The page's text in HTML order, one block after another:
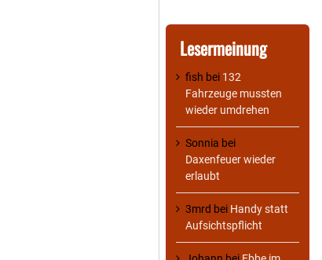
Lesermeinung
fish bei 132
Fahrzeuge mussten
wieder umdrehen
Sonnia bei
Daxenfeuer wieder
erlaubt
3mrd bei Handy statt
Aufsichtspflicht